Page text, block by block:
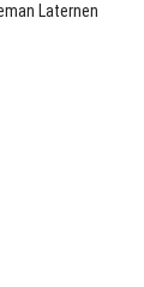
Laternen